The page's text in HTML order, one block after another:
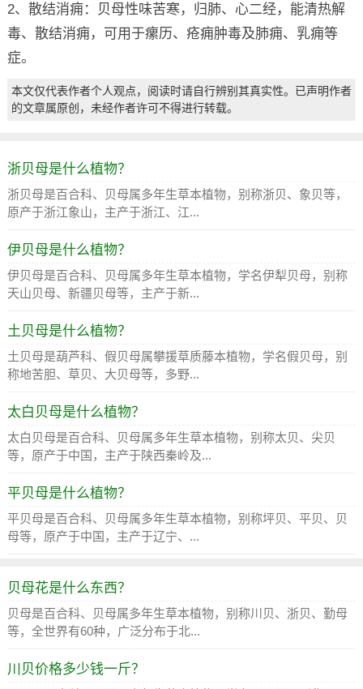
2、散结消痈：贝母性味苦寒，归肺、心二经，能清热解
毒、散结消痈，可用于瘰历、疮痈肿毒及肺痈、乳痈等
症。
本文仅代表作者个人观点，阅读时请自行辨别其真实性。已声明作者
的文章属原创，未经作者许可不得进行转载。
浙贝母是什么植物？
浙贝母是百合科、贝母属多年生草本植物，别称浙贝、象贝等，
原产于浙江象山，主产于浙江、江...
伊贝母是什么植物？
伊贝母是百合科、贝母属多年生草本植物，学名伊犁贝母，别称
天山贝母、新疆贝母等，主产于新...
土贝母是什么植物？
土贝母是葫芦科、假贝母属攀援草质藤本植物，学名假贝母，别
称地苦胆、草贝、大贝母等，多野...
太白贝母是什么植物？
太白贝母是百合科、贝母属多年生草本植物，别称太贝、尖贝
等，原产于中国，主产于陕西秦岭及...
平贝母是什么植物？
平贝母是百合科、贝母属多年生草本植物，别称坪贝、平贝、贝
母等，原产于中国，主产于辽宁、...
贝母花是什么东西？
贝母是百合科、贝母属多年生草本植物，别称川贝、浙贝、勤母
等，全世界有60种，广泛分布于北...
川贝价格多少钱一斤？